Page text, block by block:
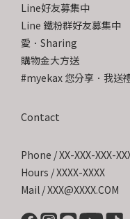
Line好友募集中
Line 鐵粉群好友募集中
愛．Sharing
購物金大方送
#myekax 您分享．我送
Contact
Phone / XX-XXX-XXX-
Hours / XXXX-XXXX
Mail / XXX@XXXX.COM